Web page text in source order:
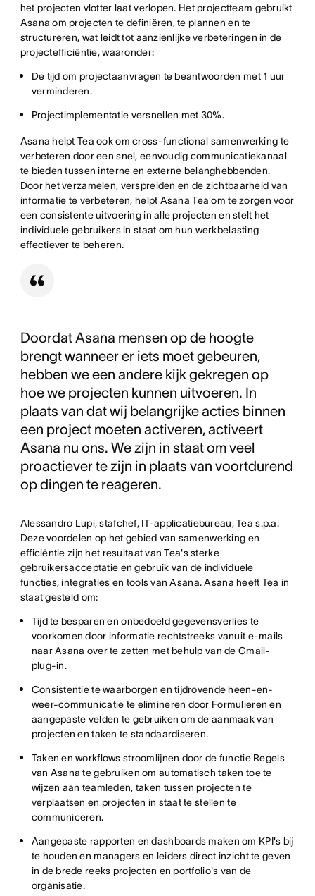
het projecten vlotter laat verlopen. Het projectteam gebruikt
Asana om projecten te definiëren, te plannen en te
structureren, wat leidt tot aanzienlijke verbeteringen in de
projectefficiëntie, waaronder:
De tijd om projectaanvragen te beantwoorden met 1 uur
verminderen.
Projectimplementatie versnellen met 30%.
Asana helpt Tea ook om cross-functional samenwerking te
verbeteren door een snel, eenvoudig communicatiekanaal
te bieden tussen interne en externe belanghebbenden.
Door het verzamelen, verspreiden en de zichtbaarheid van
informatie te verbeteren, helpt Asana Tea om te zorgen voor
een consistente uitvoering in alle projecten en stelt het
individuele gebruikers in staat om hun werkbelasting
effectiever te beheren.
Doordat Asana mensen op de hoogte
brengt wanneer er iets moet gebeuren,
hebben we een andere kijk gekregen op
hoe we projecten kunnen uitvoeren. In
plaats van dat wij belangrijke acties binnen
een project moeten activeren, activeert
Asana nu ons. We zijn in staat om veel
proactiever te zijn in plaats van voortdurend
op dingen te reageren.
Alessandro Lupi, stafchef, IT-applicatiebureau, Tea s.p.a.
Deze voordelen op het gebied van samenwerking en
efficiëntie zijn het resultaat van Tea's sterke
gebruikersacceptatie en gebruik van de individuele
functies, integraties en tools van Asana. Asana heeft Tea in
staat gesteld om:
Tijd te besparen en onbedoeld gegevensverlies te
voorkomen door informatie rechtstreeks vanuit e-mails
naar Asana over te zetten met behulp van de Gmail-
plug-in.
Consistentie te waarborgen en tijdrovende heen-en-
weer-communicatie te elimineren door Formulieren en
aangepaste velden te gebruiken om de aanmaak van
projecten en taken te standaardiseren.
Taken en workflows stroomlijnen door de functie Regels
van Asana te gebruiken om automatisch taken toe te
wijzen aan teamleden, taken tussen projecten te
verplaatsen en projecten in staat te stellen te
communiceren.
Aangepaste rapporten en dashboards maken om KPI's bij
te houden en managers en leiders direct inzicht te geven
in de brede reeks projecten en portfolio's van de
organisatie.